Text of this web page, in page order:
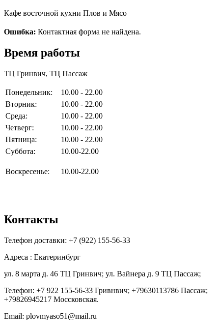
Кафе восточной кухни Плов и Мясо
Ошибка: Контактная форма не найдена.
Время работы
ТЦ Гринвич, ТЦ Пассаж
Понедельник:
10.00 - 22.00
Вторник:
10.00 - 22.00
Среда:
10.00 - 22.00
Четверг:
10.00 - 22.00
Пятница:
10.00 - 22.00
Суббота:
10.00-22.00
Воскресенье: 10.00-22.00
Контакты
Телефон доставки: +7 (922) 155-56-33
Адреса : Екатеринбург
ул. 8 марта д. 46 ТЦ Гринвич; ул. Вайнера д. 9 ТЦ Пассаж;
Телефон: +7 922 155-56-33 Гривнвич; +79630113786 Пассаж;
+79826945217 Моссковская.
Email: plovmyaso51@mail.ru